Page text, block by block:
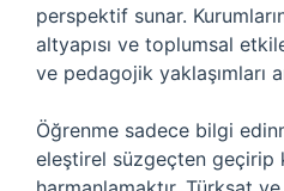
perspektif sunar.
altyapısı ve toplumsal
ve pedagojik yaklaşımları
Öğrenme sadece bilgi
eleştirel süzgeçten geçirip